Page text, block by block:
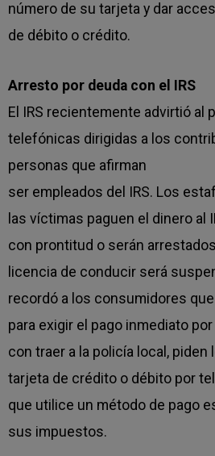
número de su tarjeta y dar
de débito o crédito.
Arresto por deuda con el IRS
El IRS recientemente advirtió al
telefónicas dirigidas a los
personas que afirman
ser empleados del IRS. Los
las víctimas paguen el dinero al
con prontitud o serán
licencia de conducir será
recordó a los consumidores
para exigir el pago inmediato
con traer a la policía local, piden
tarjeta de crédito o débito por
que utilice un método de pago
sus impuestos.